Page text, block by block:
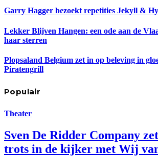
Garry Hagger bezoekt repetities Jekyll &
Lekker Blijven Hangen: een ode aan de
haar sterren
Plopsaland Belgium zet in op beleving in
Piratengrill
Populair
Theater
Sven De Ridder Company
trots in de kijker met Wij